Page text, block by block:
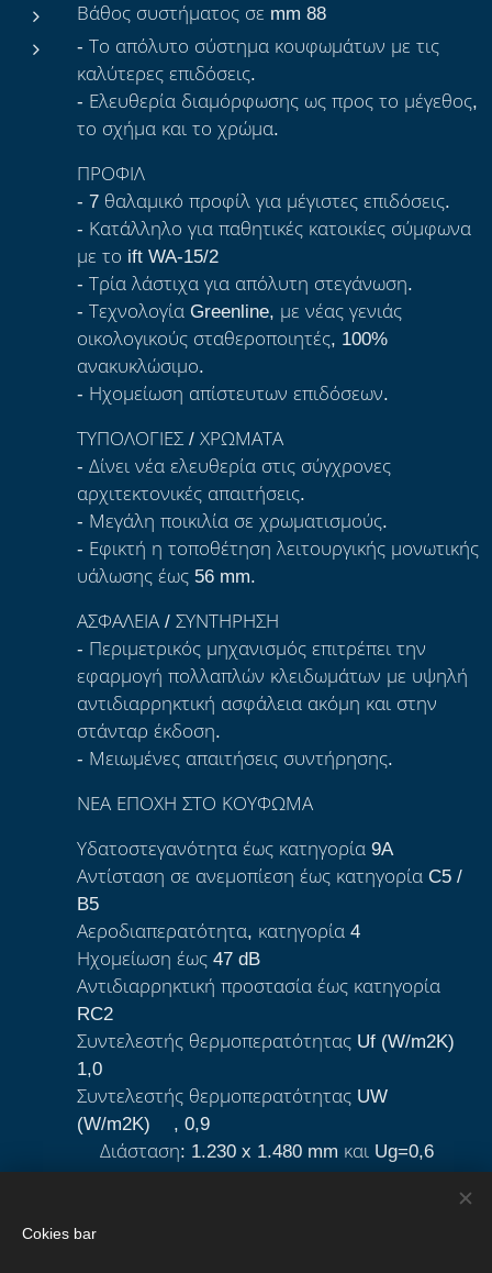
Βάθος συστήματος σε mm 88
- Το απόλυτο σύστημα κουφωμάτων με τις
καλύτερες επιδόσεις.
- Ελευθερία διαμόρφωσης ως προς το μέγεθος,
το σχήμα και το χρώμα.
ΠΡΟΦΙΛ
- 7 θαλαμικό προφίλ για μέγιστες επιδόσεις.
- Κατάλληλο για παθητικές κατοικίες σύμφωνα
με το ift WA-15/2
- Τρία λάστιχα για απόλυτη στεγάνωση.
- Τεχνολογία Greenline, με νέας γενιάς
οικολογικούς σταθεροποιητές, 100%
ανακυκλώσιμο.
- Ηχομείωση απίστευτων επιδόσεων.
ΤΥΠΟΛΟΓΙΕΣ / ΧΡΩΜΑΤΑ
- Δίνει νέα ελευθερία στις σύγχρονες
αρχιτεκτονικές απαιτήσεις.
- Μεγάλη ποικιλία σε χρωματισμούς.
- Εφικτή η τοποθέτηση λειτουργικής μονωτικής
υάλωσης έως 56 mm.
ΑΣΦΑΛΕΙΑ / ΣΥΝΤΗΡΗΣΗ
- Περιμετρικός μηχανισμός επιτρέπει την
εφαρμογή πολλαπλών κλειδωμάτων με υψηλή
αντιδιαρρηκτική ασφάλεια ακόμη και στην
στάνταρ έκδοση.
- Μειωμένες απαιτήσεις συντήρησης.
ΝΕΑ ΕΠΟΧΗ ΣΤΟ ΚΟΥΦΩΜΑ
Υδατοστεγανότητα έως κατηγορία 9A
Αντίσταση σε ανεμοπίεση έως κατηγορία C5 /
B5
Αεροδιαπερατότητα, κατηγορία 4
Ηχομείωση έως 47 dB
Αντιδιαρρηκτική προστασία έως κατηγορία
RC2
Συντελεστής θερμοπερατότητας Uf (W/m2K)
1,0
Συντελεστής θερμοπερατότητας UW
(W/m2K)*, 0,9
*Διάσταση: 1.230 x 1.480 mm και Ug=0,6
W/m2K
Cokies bar